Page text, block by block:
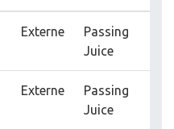
Externe
Passing
Juice
Externe
Passing
Juice